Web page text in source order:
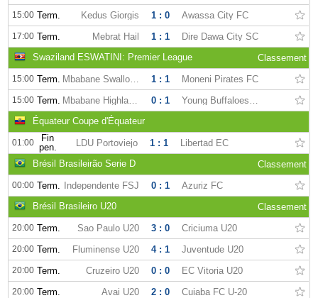
15:00 Term. Kedus Giorgis 1 : 0 Awassa City FC
17:00 Term. Mebrat Hail 1 : 1
Dire Dawa City SC
Swaziland ESWATINI: Premier League
Classement
15:00 Term. Mbabane Swallows 1 : 1 Moneni Pirates FC
15:00 Term. Mbabane Highlanders FC 0 : 1
Young Buffaloes FC
Équateur Coupe d'Équateur
01:00
Fin
pen.
LDU Portoviejo 1 : 1
Libertad EC
Brésil Brasileirão Serie D
Classement
00:00 Term. Independente FSJ 0 : 1
Azuriz FC
Brésil Brasileiro U20
Classement
20:00 Term. Sao Paulo U20 3 : 0 Criciuma U20
20:00 Term. Fluminense U20 4 : 1 Juventude U20
20:00 Term. Cruzeiro U20 0 : 0 EC Vitoria U20
20:00 Term. Avai U20 2 : 0
Cuiaba FC U-20